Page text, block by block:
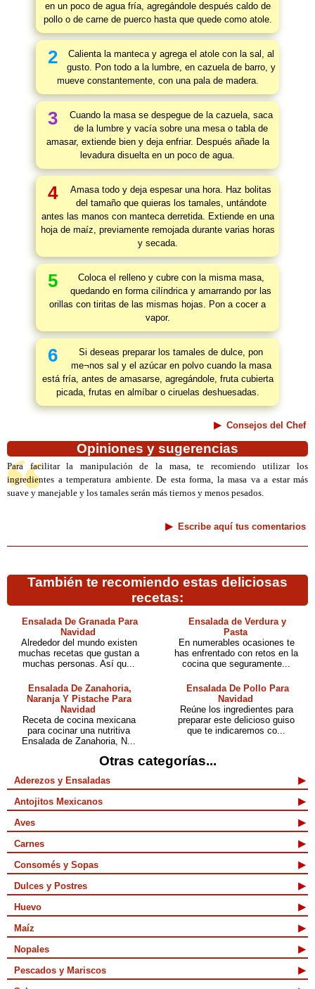
en un poco de agua fría, agregándole después caldo de
pollo o de carne de puerco hasta que quede como atole.
2
Calienta la manteca y agrega el atole con la sal, al
gusto. Pon todo a la lumbre, en cazuela de barro, y
mueve constantemente, con una pala de madera.
3
Cuando la masa se despegue de la cazuela, saca
de la lumbre y vacía sobre una mesa o tabla de
amasar, extiende bien y deja enfriar. Después añade la
levadura disuelta en un poco de agua.
4
Amasa todo y deja espesar una hora. Haz bolitas
del tamaño que quieras los tamales, untándote
antes las manos con manteca derretida. Extiende en una
hoja de maíz, previamente remojada durante varias horas
y secada.
5
Coloca el relleno y cubre con la misma masa,
quedando en forma cilíndrica y amarrando por las
orillas con tiritas de las mismas hojas. Pon a cocer a
vapor.
6
Si deseas preparar los tamales de dulce, pon
me¬nos sal y el azúcar en polvo cuando la masa
está fría, antes de amasarse, agregándole, fruta cubierta
picada, frutas en almíbar o ciruelas deshuesadas.
Consejos del Chef
Opiniones y sugerencias
Para facilitar la manipulación de la masa, te recomiendo utilizar los
ingredientes a temperatura ambiente. De esta forma, la masa va a estar más
suave y manejable y los tamales serán más tiernos y menos pesados.
Escribe aquí tus comentarios
También te recomiendo estas deliciosas
recetas:
Ensalada De Granada Para
Navidad
Alrededor del mundo existen
muchas recetas que gustan a
muchas personas. Así qu...
Ensalada de Verdura y
Pasta
En numerables ocasiones te
has enfrentado con retos en la
cocina que seguramente...
Ensalada De Zanahoria,
Naranja Y Pistache Para
Navidad
Receta de cocina mexicana
para cocinar una nutritiva
Ensalada de Zanahoria, N...
Ensalada De Pollo Para
Navidad
Reúne los ingredientes para
preparar este delicioso guiso
que te indicaremos co...
Otras categorías...
Aderezos y Ensaladas
Antojitos Mexicanos
Aves
Carnes
Consomés y Sopas
Dulces y Postres
Huevo
Maíz
Nopales
Pescados y Mariscos